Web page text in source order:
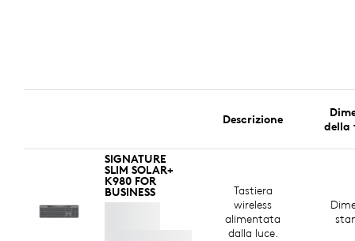
Descrizione
della
SIGNATURE
SLIM SOLAR+
K980 FOR
BUSINESS
Tastiera
wireless
alimentata
dalla luce.